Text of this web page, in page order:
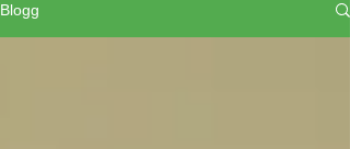
Blogg